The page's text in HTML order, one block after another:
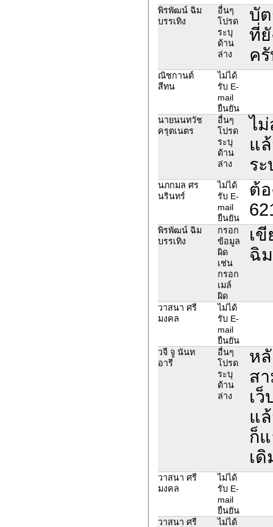
พิรพัฒน์ ฉิม
บรรเทิง
อื่นๆ
โปรด
ระบุ
ด้าน
ล่าง
บั
ที่
ค
ณิชกานต์
สีทน
ไม่ได้
รับ E-
mail
ยืนยัน
นายนนทวัช
ครุตเนตร
อื่นๆ
โปรด
ระบุ
ด้าน
ล่าง
ไ
แ
ร
นภกมล ศร
นรินทร์
ไม่ได้
รับ E-
mail
ยืนยัน
ต้
พิรพัฒน์ ฉิม
บรรเทิง
กรอก
ข้อมูล
ผิด
เช่น
กรอก
เมล์
ผิด
เ
ฉิ
วาสนา ศรี
มงคล
ไม่ได้
รับ E-
mail
ยืนยัน
วจี จู นันท
อารี
อื่นๆ
โปรด
ระบุ
ด้าน
ล่าง
ห
ส
เ
แ
ก็
เ
วาสนา ศรี
มงคล
ไม่ได้
รับ E-
mail
ยืนยัน
วาสนา ศรี
ไม่ได้